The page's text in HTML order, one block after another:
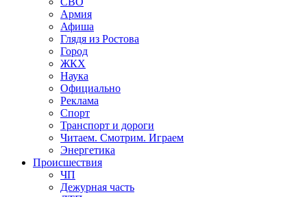
Армия
Афиша
Глядя из Ростова
Город
ЖКХ
Наука
Официально
Реклама
Спорт
Транспорт и дороги
Читаем. Смотрим. Играем
Энергетика
Происшествия
ЧП
Дежурная часть